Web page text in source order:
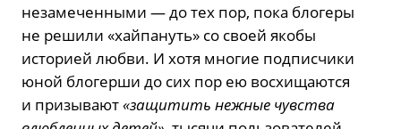
незамеченными — до тех пор, пока блогеры
не решили «хайпануть» со своей якобы
историей любви. И хотя многие подписчики
юной блогерши до сих пор ею восхищаются
и призывают«защитить нежные чувства